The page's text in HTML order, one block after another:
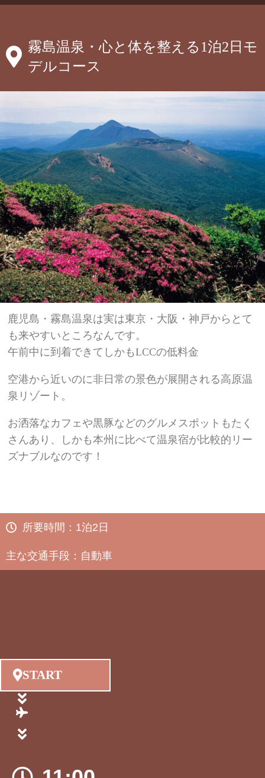
霧島温泉・心と体を整える1泊2日モ
デルコース
鹿児島・霧島温泉は実は東京・大阪・神戸からとて
も来やすいところなんです。
午前中に到着できてしかもLCCの低料金
空港から近いのに非日常の景色が展開される高原温
泉リゾート。
お洒落なカフェや黒豚などのグルメスポットもたく
さんあり、しかも本州に比べて温泉宿が比較的リー
ズナブルなのです！
所要時間：1泊2日
主な交通手段：自動車
START